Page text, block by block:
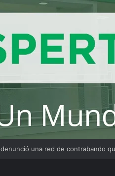
fue imputado por abuso sexual